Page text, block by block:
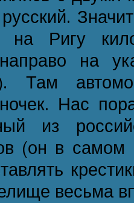
на Ригу
на
Там
Нас
из
(он в
весьма